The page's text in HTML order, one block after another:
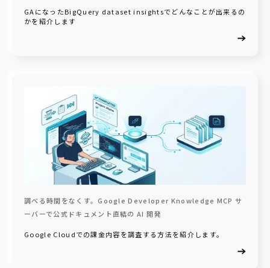
GAになったBigQuery dataset insightsでどんなことが出来るの
かを紹介します
調べる時間をなくす。Google Developer Knowledge MCP サ
ーバーで公式ドキュメント直結の AI 開発
Google Cloudでの課金内容を調査する方法を紹介します。